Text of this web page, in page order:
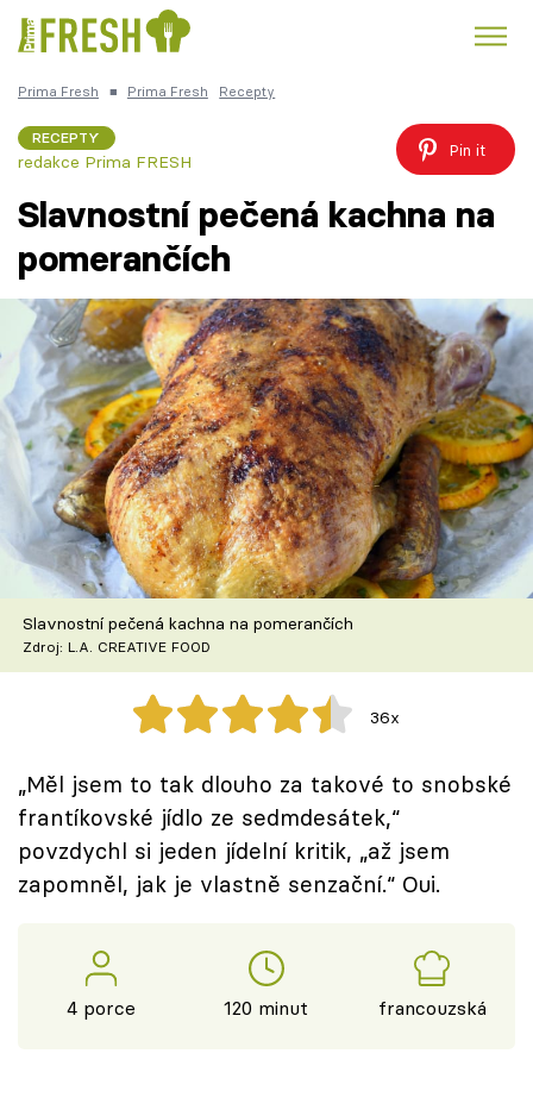
Česká kuchyně Čokoláda
Témata
Recepty
Články
TV Program
Škola vaření
Recepty z TV
Speciál: Cuketa
Těhotnej kuchař
Sledujte prima+
Přihlášení
Sledujte nás
Prima Fresh ■ Prima Fresh Recepty
RECEPTY
redakce Prima FRESH
Pin it
Slavnostní pečená kachna na
pomerančích
Slavnostní pečená kachna na pomerančích
Zdroj: L.A. CREATIVE FOOD
36x
„Měl jsem to tak dlouho za takové to snobské
frantíkovské jídlo ze sedmdesátek,“
povzdychl si jeden jídelní kritik, „až jsem
zapomněl, jak je vlastně senzační.“ Oui.
4 porce 120 minut francouzská